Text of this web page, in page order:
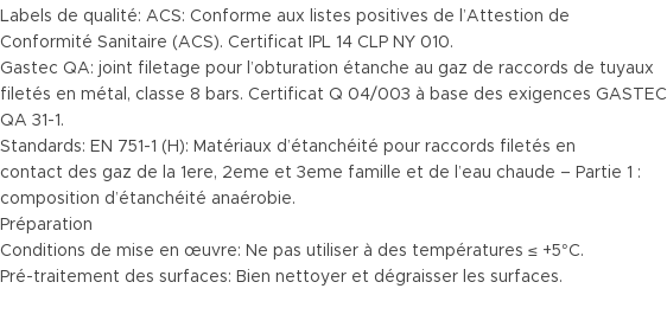
Labels de qualité: ACS: Conforme aux listes positives de l’Attestion de
Conformité Sanitaire (ACS). Certificat IPL 14 CLP NY 010.
Gastec QA: joint filetage pour l’obturation étanche au gaz de raccords de tuyaux
filetés en métal, classe 8 bars. Certificat Q 04/003 à base des exigences GASTEC
QA 31-1.
Standards: EN 751-1 (H): Matériaux d’étanchéité pour raccords filetés en
contact des gaz de la 1ere, 2eme et 3eme famille et de l’eau chaude – Partie 1 :
composition d’étanchéité anaérobie.
Préparation
Conditions de mise en œuvre: Ne pas utiliser à des températures ≤ +5°C.
Pré-traitement des surfaces: Bien nettoyer et dégraisser les surfaces.